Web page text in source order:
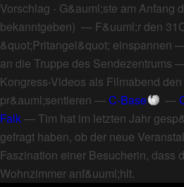
Vorschlag - G&auml;ste am Anfang
bekanntgeben) — F&uuml;r den
&quot;Pritangel&quot; einspannen
an die Truppe des Sendezentrums
Kongress-Videos als Filmabend
pr&auml;sentieren —C-Base —
Falk—Tim hat im letzten Jahr
gefragt haben, ob der neue
Faszination einer Besucherin, dass
Wohnzimmer anf&uuml;hlt.